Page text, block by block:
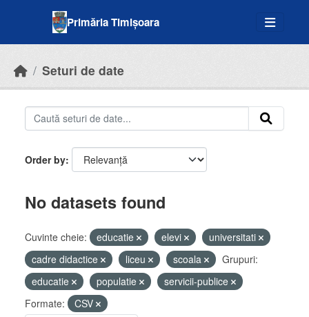
Primăria Timișoara
Seturi de date
Order by
No datasets found
Cuvinte cheie: educatie elevi
universitati
cadre didactice
liceu scoala
Grupuri:
educatie
populatie
servicii-publice
Formate:
CSV